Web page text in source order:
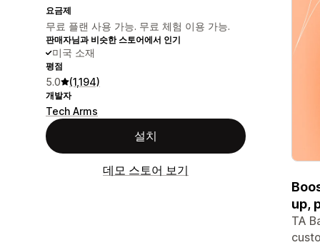
요금제
무료 플랜 사용 가능. 무료 체험 이용 가능.
판매자님과 비슷한 스토어에서 인기
미국 소재
평점
5.0 (1,194)
개발자
Tech Arms
설치
데모 스토어 보기
up,
TA